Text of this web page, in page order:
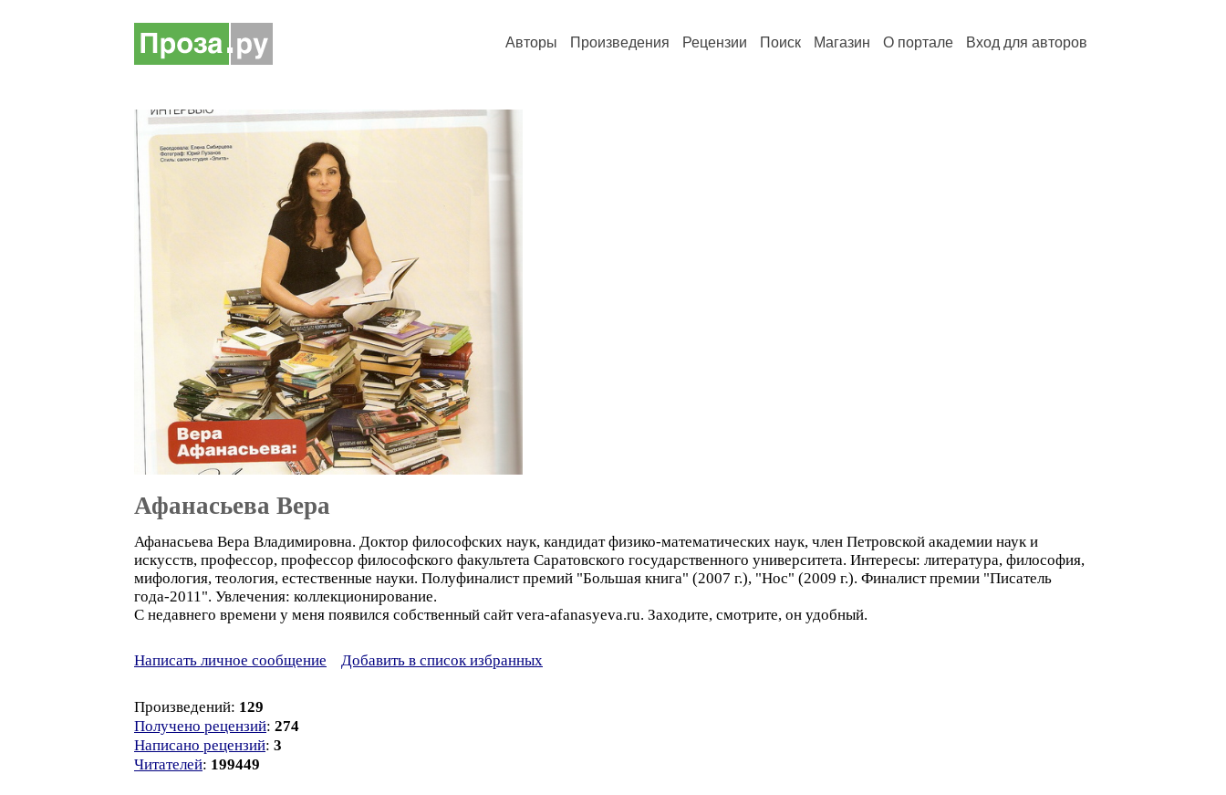
Авторы Произведения Рецензии Поиск Магазин О портале Вход для авторов
Афанасьева Вера
Афанасьева Вера Владимировна. Доктор философских наук, кандидат физико-математических наук, член Петровской академии наук и
искусств, профессор, профессор философского факультета Саратовского государственного университета. Интересы: литература, философия,
мифология, теология, естественные науки. Полуфиналист премий "Большая книга" (2007 г.), "Нос" (2009 г.). Финалист премии "Писатель
года-2011". Увлечения: коллекционирование.
С недавнего времени у меня появился собственный сайт vera-afanasyeva.ru. Заходите, смотрите, он удобный.
Написать личное сообщение Добавить в список избранных
Произведений: 129
Получено рецензий: 274
Написано рецензий: 3
Читателей: 199449